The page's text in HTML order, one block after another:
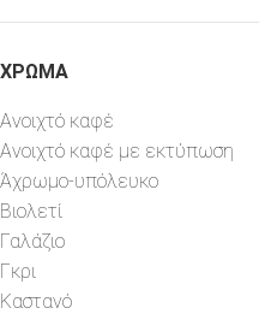
ΧΡΏΜΑ
Ανοιχτό καφέ
Ανοιχτό καφέ με εκτύπωση
Άχρωμο-υπόλευκο
Βιολετί
Γαλάζιο
Γκρι
Καστανό